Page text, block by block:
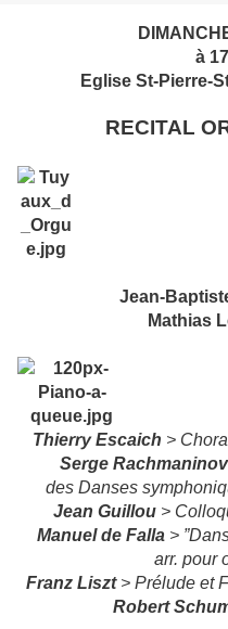
à
Eglise St-Pierre-
RECITAL
Jean-
Mathias
Thierry Escaich >
Serge Rachmaninov
des Danses
Jean Guillou>
Manuel de Falla >
arr. pour
Franz Liszt> Prélude et
Robert